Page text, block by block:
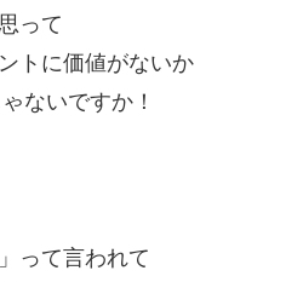
って
トに価値がないか
ないですか！
って言われて